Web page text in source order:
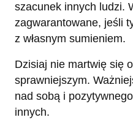
szacunek innych ludzi.
zagwarantowane, jeśli
z własnym sumieniem.
Dzisiaj nie martwię się
sprawniejszym.
nad sobą i
innych.